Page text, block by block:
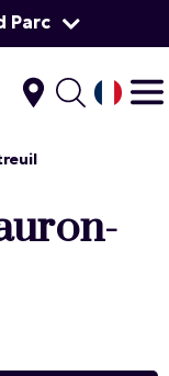
Parc